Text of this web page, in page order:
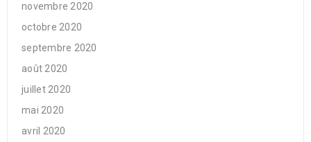
novembre 2020
octobre 2020
septembre 2020
août 2020
juillet 2020
mai 2020
avril 2020